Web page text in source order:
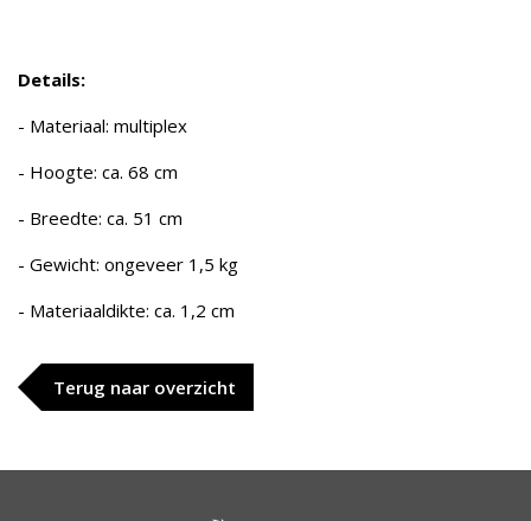
Details:
- Materiaal: multiplex
- Hoogte: ca. 68 cm
- Breedte: ca. 51 cm
- Gewicht: ongeveer 1,5 kg
- Materiaaldikte: ca. 1,2 cm
Terug naar overzicht